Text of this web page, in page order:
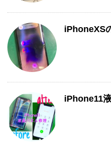
iPhoneXS
iPhone11